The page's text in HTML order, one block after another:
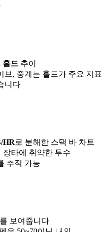
홀드 추이
브, 중계는 홀드가 주요 지표
니다
HR로 분해한 스택 바 차트
장타에 취약한 투수
추적 가능
보여줍니다